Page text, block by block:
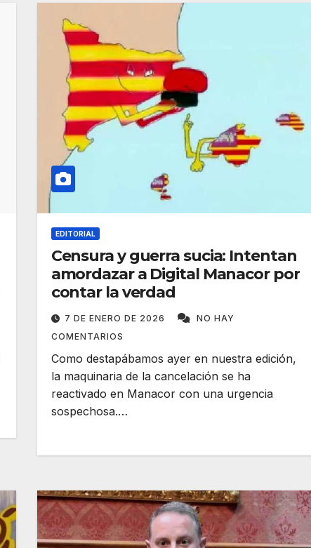
EDITORIAL
Censura y guerra sucia: Intentan
amordazar a Digital Manacor por
contar la verdad
7 DE ENERO DE 2026
NO HAY
COMENTARIOS
Como destapábamos ayer en nuestra edición,
la maquinaria de la cancelación se ha
reactivado en Manacor con una urgencia
sospechosa.…